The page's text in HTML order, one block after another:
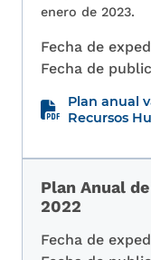
enero de 2023.
Fecha de
Fecha de
Plan anual
Recursos
Plan Anual
2022
Fecha de